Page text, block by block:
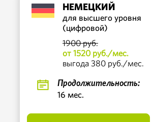
НЕМЕЦКИЙ
для высшего уровня
(цифровой)
1900 руб.
от 1520 руб./мес.
выгода 380 руб./мес.
Продолжительность:
16 мес.